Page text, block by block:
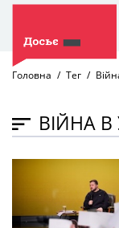
Головна Тег
ВІЙНА В